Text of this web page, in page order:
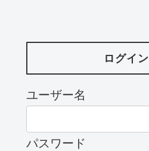
ログイン
ユーザー名
パスワード